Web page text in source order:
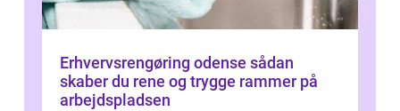
Erhvervsrengøring odense sådan
skaber du rene og trygge rammer på
arbejdspladsen